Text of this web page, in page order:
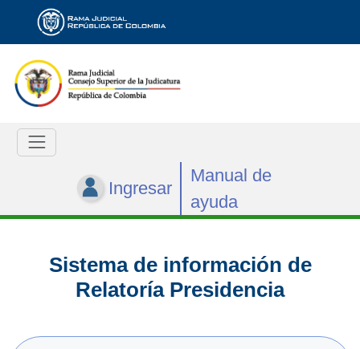
Ingresar
Manual de
ayuda
Sistema de información de
Relatoría Presidencia